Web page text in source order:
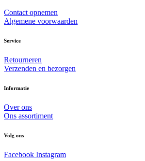
Contact opnemen
Algemene voorwaarden
Service
Retourneren
Verzenden en bezorgen
Informatie
Over ons
Ons assortiment
Volg ons
Facebook Instagram